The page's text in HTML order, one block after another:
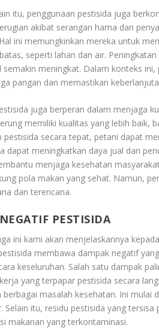
itu, penggunaan pestisida juga
akibat serangan hama dan
ini memungkinkan mereka untuk
seperti lahan dan air.
semakin meningkat. Dalam konteks
pangan dan memastikan
juga berperan dalam menjaga
memiliki kualitas yang lebih baik,
pestisida secara tepat, petani dapat
dapat meningkatkan daya jual dan
menjaga kesehatan
pola makan yang sehat. Namun,
dan terencana.
PESTISIDA
ini kami akan menjelaskannya
membawa dampak negatif
keseluruhan. Salah satu dampak
yang terpapar pestisida secara
berbagai masalah kesehatan. Ini mulai
Selain itu, residu pestisida yang
makanan yang terkontaminasi.